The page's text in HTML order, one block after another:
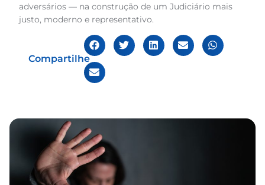
adversários — na construção de um Judiciário mais
justo, moderno e representativo.
Compartilhe